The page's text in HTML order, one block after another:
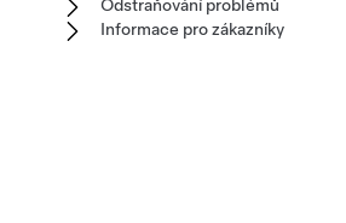
Odstraňování problémů
Informace pro zákazníky